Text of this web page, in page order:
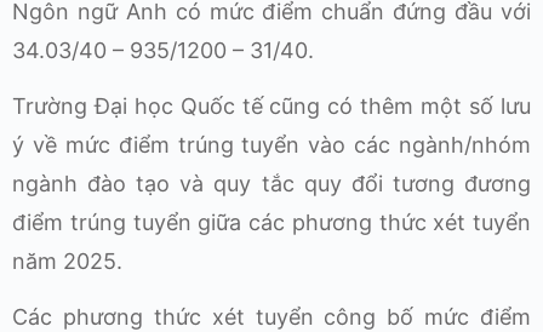
Ngôn ngữ Anh có mức điểm chuẩn đứng đầu với
34.03/40 – 935/1200 – 31/40.
Trường Đại học Quốc tế cũng có thêm một số lưu
ý về mức điểm trúng tuyển vào các ngành/nhóm
ngành đào tạo và quy tắc quy đổi tương đương
điểm trúng tuyển giữa các phương thức xét tuyển
năm 2025.
Các phương thức xét tuyển công bố mức điểm